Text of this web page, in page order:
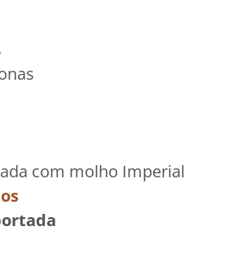
com molho Imperial